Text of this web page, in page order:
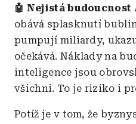
🤖 Nejistá budoucnost
obává splasknutí
pumpují miliardy,
očekává. Náklady na
inteligence jsou
všichni. To je riziko i
Potíž je v tom, že